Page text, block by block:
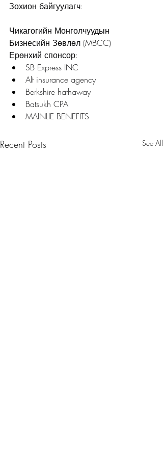
Зохион байгуулагч:
Чикагогийн Монголчуудын
Бизнесийн Зөвлөл (MBCC)
Ерөнхий спонсор:
SB Express INC
Alt insurance agency
Berkshire hathaway
Batsukh CPA
MAINLIE BENEFITS
Recent Posts See All